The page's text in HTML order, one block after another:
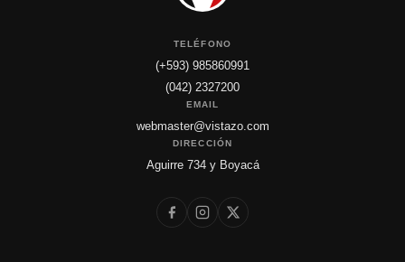
TELÉFONO
(+593) 985860991
(042) 2327200
EMAIL
webmaster@vistazo.com
DIRECCIÓN
Aguirre 734 y Boyacá